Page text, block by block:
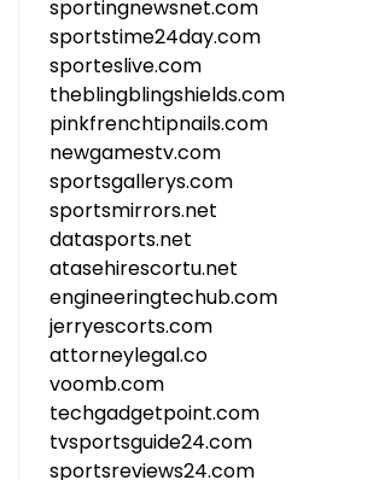
sportingnewsnet.com
sportstime24day.com
sporteslive.com
theblingblingshields.com
pinkfrenchtipnails.com
newgamestv.com
sportsgallerys.com
sportsmirrors.net
datasports.net
atasehirescortu.net
engineeringtechub.com
jerryescorts.com
attorneylegal.co
voomb.com
techgadgetpoint.com
tvsportsguide24.com
sportsreviews24.com